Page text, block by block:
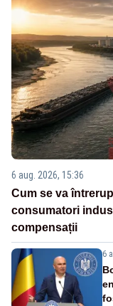
6 aug. 2026, 15:36
Cum se va
consumatori
compensații
6